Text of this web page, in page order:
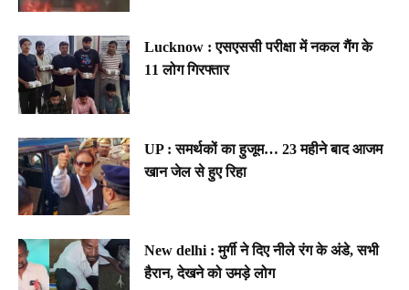
Lucknow : एसएससी परीक्षा में नकल गैंग के
11 लोग गिरफ्तार
UP : समर्थकों का हुजूम… 23 महीने बाद आजम
खान जेल से हुए रिहा
New delhi : मुर्गी ने दिए नीले रंग के अंडे, सभी
हैरान, देखने को उमड़े लोग